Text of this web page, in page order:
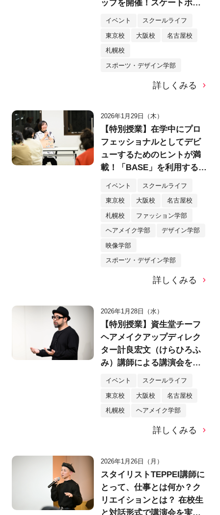
ップを開催！スケートボー
は？
イベント スクールライフ
東京校 大阪校 名古屋校
札幌校
スポーツ・デザイン学部
詳しくみる
2026年1月29日（木）
【特別授業】在学中にプロ
フェッショナルとしてデビ
ューするためのヒントが満
載！「BASE」を利用するク
イベント スクールライフ
東京校 大阪校 名古屋校
札幌校 ファッション学部
ヘアメイク学部 デザイン学部
映像学部
スポーツ・デザイン学部
詳しくみる
2026年1月28日（水）
【特別授業】資生堂チーフ
ヘアメイクアップディレク
ター計良宏文（けらひろふ
み）講師による講演会を実
施！「美を拡張する」発想
イベント スクールライフ
東京校 大阪校 名古屋校
札幌校 ヘアメイク学部
詳しくみる
2026年1月26日（月）
スタイリストTEPPEI講師に
とって、仕事とは何か？ク
リエイションとは？ 在校生
と対話形式で講演会を実